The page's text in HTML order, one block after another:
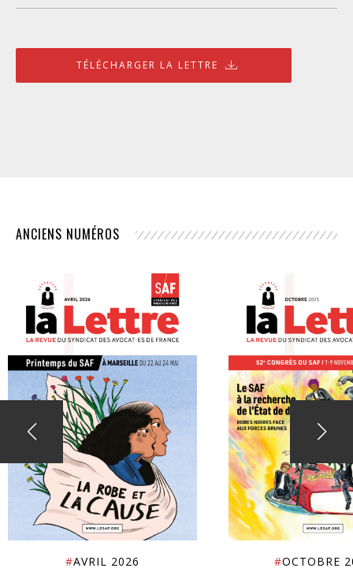
TÉLÉCHARGER LA LETTRE
ANCIENS NUMÉROS
#AVRIL 2026 #OCTOBRE